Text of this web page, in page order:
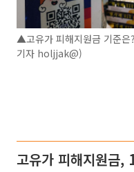
▲고유가 피해지원금 기준
기자 holjjak@)
고유가 피해지원금,